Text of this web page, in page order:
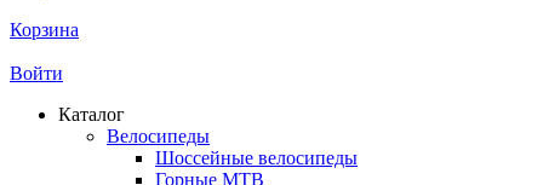
Корзина
Войти
Каталог
Велосипеды
Шоссейные велосипеды
Горные МTB